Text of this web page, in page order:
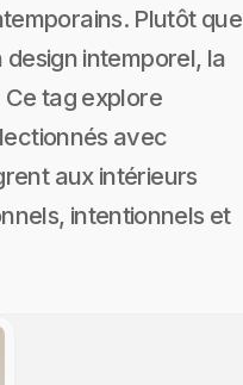
Plutôt que
intemporel, la
Ce tag explore
avec
aux intérieurs
intentionnels et